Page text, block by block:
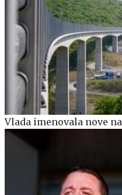
Vlada imenovala nove